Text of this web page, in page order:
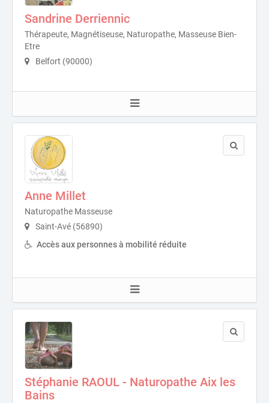
Sandrine Derriennic
Thérapeute, Magnétiseuse, Naturopathe, Masseuse Bien-
Etre
Belfort (90000)
Anne Millet
Naturopathe Masseuse
Saint-Avé (56890)
Accès aux personnes à mobilité réduite
Stéphanie RAOUL - Naturopathe Aix les
Bains